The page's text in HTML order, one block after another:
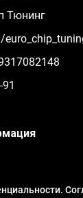
Тюнинг